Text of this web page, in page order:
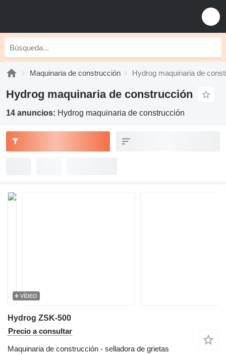
Maquinaria de construcción Hydrog maquinaria de
Hydrog maquinaria de construcción
14 anuncios: Hydrog maquinaria de construcción
VÍDEO
Hydrog ZSK-500
Precio a consultar
Maquinaria de construcción - selladora de grietas